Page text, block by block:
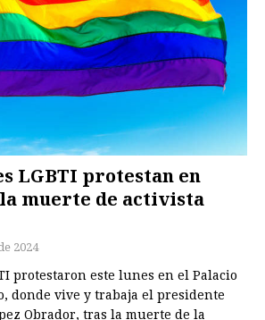
LGBTI protestan en
muerte de activista
2024
protestaron este lunes en el Palacio
donde vive y trabaja el presidente
Obrador, tras la muerte de la